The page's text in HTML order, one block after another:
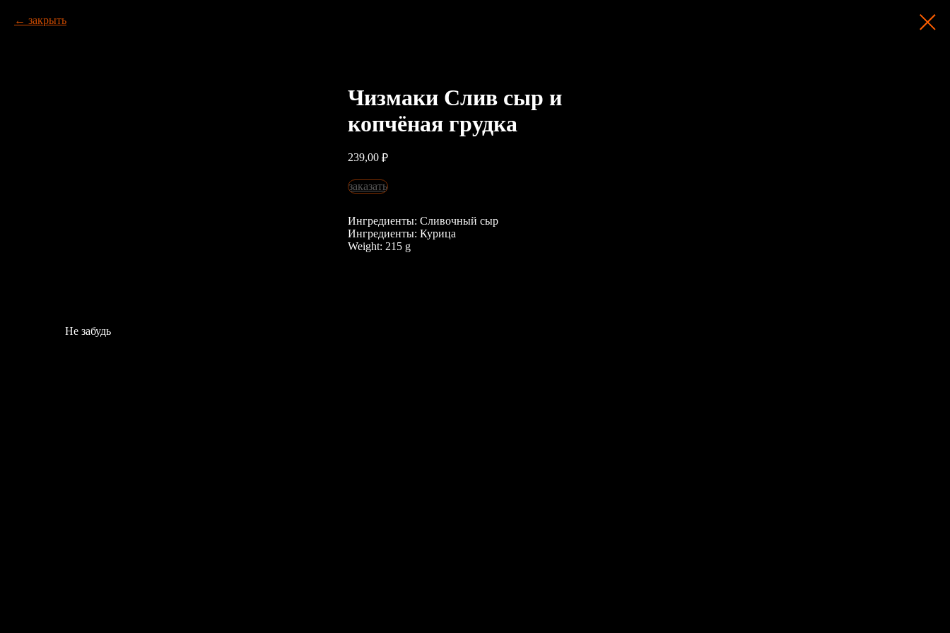
закрыть
Чизмаки Слив сыр и
копчёная грудка
239,00 ₽
заказать
Ингредиенты: Сливочный сыр
Ингредиенты: Курица
Weight: 215 g
Не забудь